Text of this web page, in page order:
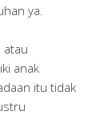
ya.
atau
anak
itu tidak